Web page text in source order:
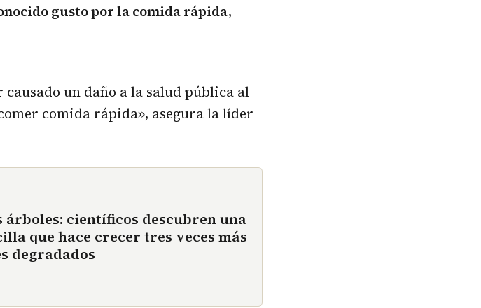
gusto por la comida rápida,
un daño a la salud pública al
comida rápida», asegura la líder
árboles: científicos descubren una
que hace crecer tres veces más
degradados